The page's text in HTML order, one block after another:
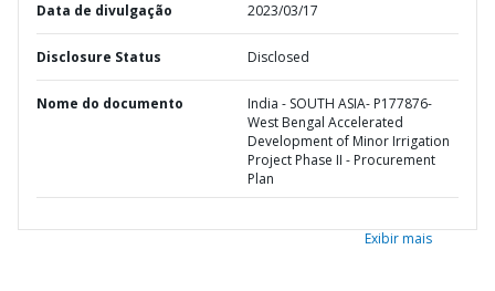
Data de divulgação 2023/03/17
Disclosure Status Disclosed
Nome do documento
India - SOUTH ASIA- P177876-
West Bengal Accelerated
Development of Minor Irrigation
Project Phase II - Procurement
Plan
Exibir mais